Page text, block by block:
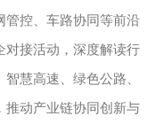
管控、车路协同等前沿
接活动，深度解读行
慧高速、绿色公路、
动产业链协同创新与